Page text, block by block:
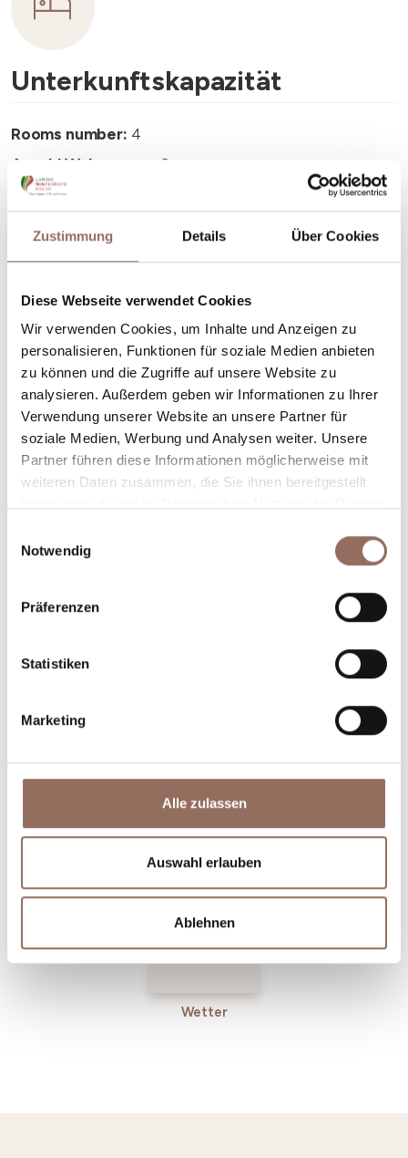
Zustimmung Details Über Cookies
Diese Webseite verwendet Cookies
Wir verwenden Cookies, um Inhalte und Anzeigen zu
personalisieren, Funktionen für soziale Medien anbieten
zu können und die Zugriffe auf unsere Website zu
analysieren. Außerdem geben wir Informationen zu Ihrer
Verwendung unserer Website an unsere Partner für
soziale Medien, Werbung und Analysen weiter. Unsere
Partner führen diese Informationen möglicherweise mit
weiteren Daten zusammen, die Sie ihnen bereitgestellt
Notwendig
Präferenzen
Statistiken
Marketing
Alle zulassen
Auswahl erlauben
Ablehnen
Unterkunftskapazität
Rooms number: 4
Anzahl Wohnungen:
3
Anzahl Badezimmer:
Dein Urlaub
Plane, wo du übernachtest und isst, was du in jedem
Winkel des Langhe Monferrato Roero unternehmen
willst, mit einem Blick aufs Wetter in Echtzeit.
Incoming-
Dienste
Wetter